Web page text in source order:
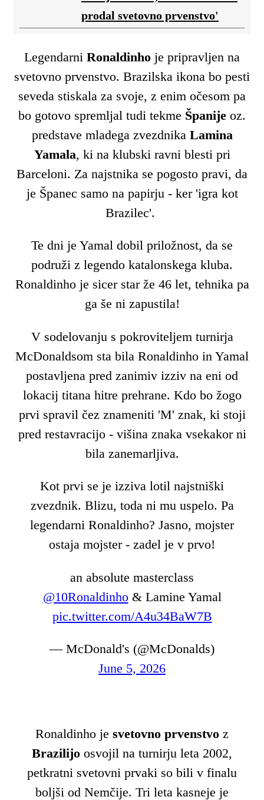
prodal svetovno prvenstvo'
Legendarni Ronaldinho je pripravljen na
svetovno prvenstvo. Brazilska ikona bo pesti
seveda stiskala za svoje, z enim očesom pa
bo gotovo spremljal tudi tekme Španije oz.
predstave mladega zvezdnika Lamina
Yamala, ki na klubski ravni blesti pri
Barceloni. Za najstnika se pogosto pravi, da
je Španec samo na papirju - ker 'igra kot
Brazilec'.
Te dni je Yamal dobil priložnost, da se
podruži z legendo katalonskega kluba.
Ronaldinho je sicer star že 46 let, tehnika pa
ga še ni zapustila!
V sodelovanju s pokroviteljem turnirja
McDonaldsom sta bila Ronaldinho in Yamal
postavljena pred zanimiv izziv na eni od
lokacij titana hitre prehrane. Kdo bo žogo
prvi spravil čez znameniti 'M' znak, ki stoji
pred restavracijo - višina znaka vsekakor ni
bila zanemarljiva.
Kot prvi se je izziva lotil najstniški
zvezdnik. Blizu, toda ni mu uspelo. Pa
legendarni Ronaldinho? Jasno, mojster
ostaja mojster - zadel je v prvo!
an absolute masterclass
@10Ronaldinho& Lamine Yamal
pic.twitter.com/A4u34BaW7B
— McDonald's (@McDonalds)
June 5, 2026
Ronaldinho je svetovno prvenstvo z
Brazilijo osvojil na turnirju leta 2002,
petkratni svetovni prvaki so bili v finalu
boljši od Nemčije. Tri leta kasneje je